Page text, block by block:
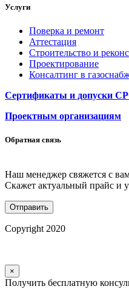
Услуги
Поверка и ремонт
Аттестация
Строительство и
Проектирование
Консалтинг в
Сертификаты и допуски
Проектным организациям
Обратная связь
Наш менеджер свяжется с
Скажет актуальный прайс и
Copyright 2020
×
Получить бесплатную